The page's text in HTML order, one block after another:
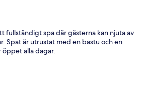
fullständigt spa där gästerna kan njuta av
Spat är utrustat med en bastu och en
öppet alla dagar.